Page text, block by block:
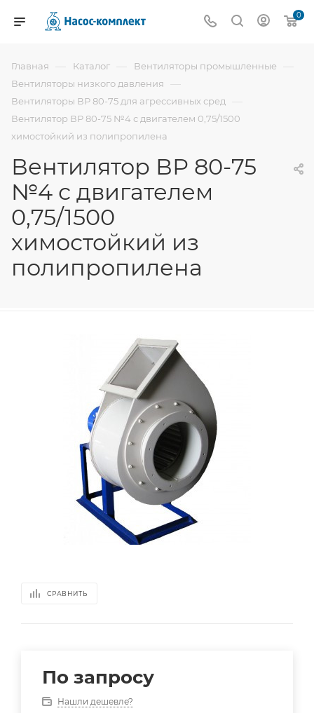
0
Главная — Каталог — Вентиляторы промышленные —
Вентиляторы низкого давления —
Вентиляторы ВР 80-75 для агрессивных сред —
Вентилятор ВР 80-75 №4 с двигателем 0,75/1500
химостойкий из полипропилена
Вентилятор ВР 80-75
№4 с двигателем
0,75/1500
химостойкий из
полипропилена
СРАВНИТЬ
По запросу
Нашли дешевле?